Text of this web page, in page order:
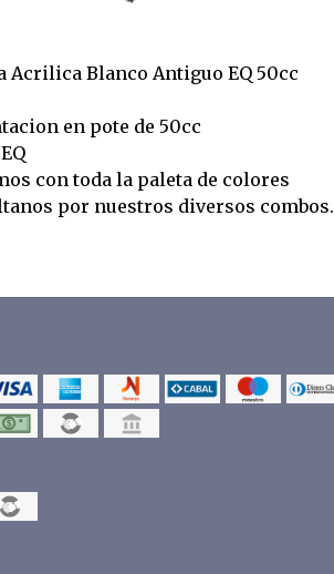
Acrilica Blanco Antiguo EQ 50cc
en pote de 50cc
con toda la paleta de colores
por nuestros diversos combos.